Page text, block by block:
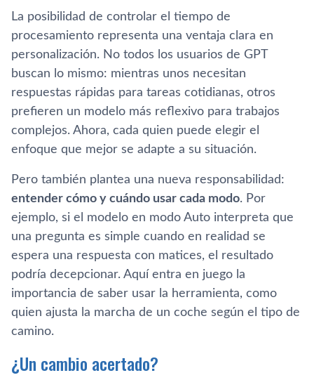
La posibilidad de controlar el tiempo de
procesamiento representa una ventaja clara en
personalización. No todos los usuarios de GPT
buscan lo mismo: mientras unos necesitan
respuestas rápidas para tareas cotidianas, otros
prefieren un modelo más reflexivo para trabajos
complejos. Ahora, cada quien puede elegir el
enfoque que mejor se adapte a su situación.
Pero también plantea una nueva responsabilidad:
entender cómo y cuándo usar cada modo. Por
ejemplo, si el modelo en modo Auto interpreta que
una pregunta es simple cuando en realidad se
espera una respuesta con matices, el resultado
podría decepcionar. Aquí entra en juego la
importancia de saber usar la herramienta, como
quien ajusta la marcha de un coche según el tipo de
camino.
¿Un cambio acertado?